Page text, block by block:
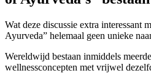
Wat deze discussie extra interessant
Ayurveda” helemaal geen unieke
Wereldwijd bestaan inmiddels
wellnessconcepten met vrijwel